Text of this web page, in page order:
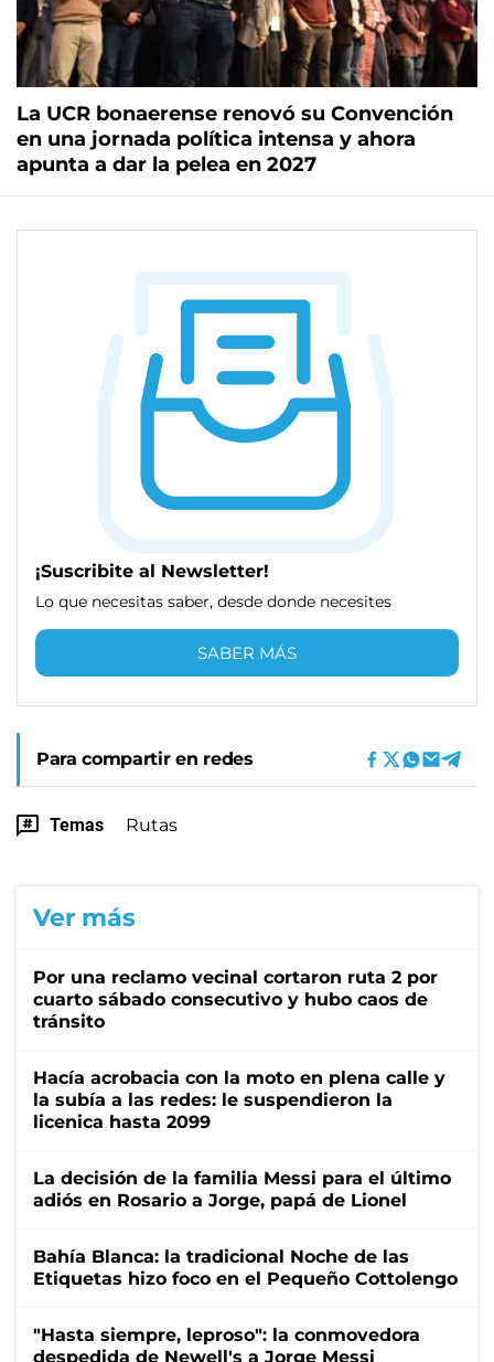
La UCR bonaerense renovó su Convención
en una jornada política intensa y ahora
apunta a dar la pelea en 2027
¡Suscribite al Newsletter!
Lo que necesitas saber, desde donde necesites
SABER MÁS
Para compartir en redes
Temas Rutas
Ver más
Por una reclamo vecinal cortaron ruta 2 por
cuarto sábado consecutivo y hubo caos de
tránsito
Hacía acrobacia con la moto en plena calle y
la subía a las redes: le suspendieron la
licenica hasta 2099
La decisión de la familia Messi para el último
adiós en Rosario a Jorge, papá de Lionel
Bahía Blanca: la tradicional Noche de las
Etiquetas hizo foco en el Pequeño Cottolengo
"Hasta siempre, leproso": la conmovedora
despedida de Newell's a Jorge Messi